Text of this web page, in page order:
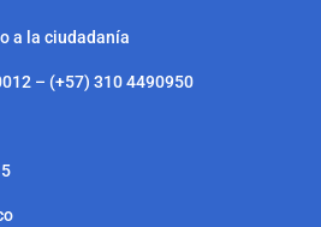
a la ciudadanía
– (+57) 310 4490950